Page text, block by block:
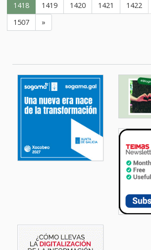
1418
1419 1420 1421 1422
1507
»